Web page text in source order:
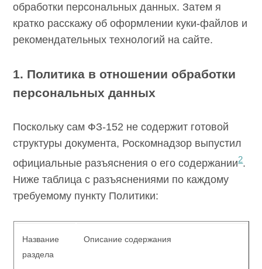
другими документами, которые касаются
сбора и обработки персональных данных.
Затем я кратко расскажу об оформлении
на сайте.
персональных данных
Поскольку сам ФЗ-152 не содержит готовой
структуры документа, Роскомнадзор
выпустил официальные разъяснения о его
пункту Политики:
SEOnews использует cookie-файлы и
обрабатывает
персональные данныес использованием Яндекс
Метрики. Это улучшает работу сайта и
взаимодействие с ним. Подтвердите ваше
Ок